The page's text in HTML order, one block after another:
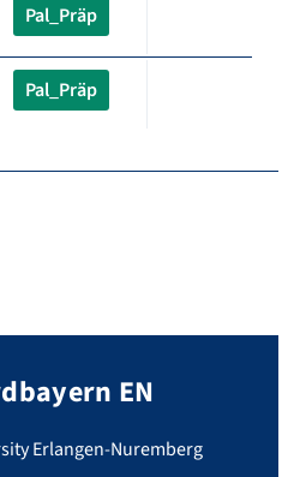
Pal_Präp
Pal_Präp
EN
Erlangen-Nuremberg